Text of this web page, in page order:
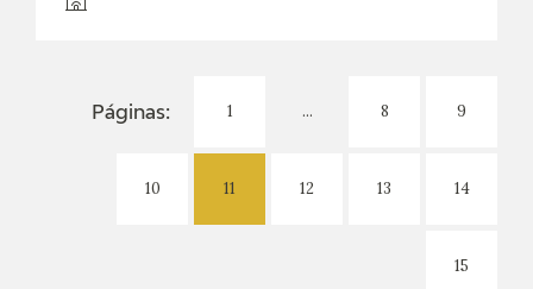
Páginas: 1 ... 8 9
10 11 12 13 14
15